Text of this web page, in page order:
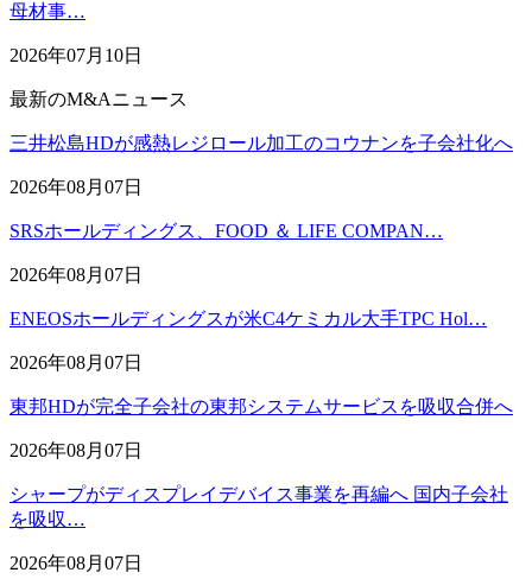
母材事…
2026年07月10日
最新のM&Aニュース
三井松島HDが感熱レジロール加工のコウナンを子会社化へ
2026年08月07日
SRSホールディングス、FOOD ＆ LIFE COMPAN…
2026年08月07日
ENEOSホールディングスが米C4ケミカル大手TPC Hol…
2026年08月07日
東邦HDが完全子会社の東邦システムサービスを吸収合併へ
2026年08月07日
シャープがディスプレイデバイス事業を再編へ 国内子会社
を吸収…
2026年08月07日